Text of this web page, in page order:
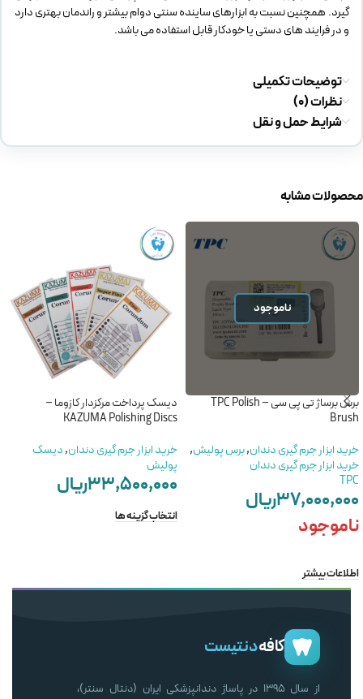
گیرد. همچنین نسبت به ابزارهای ساینده سنتی دوام بیشتر و راندمان بهتری دارد
و در فرایند های دستی یا خودکار قابل استفاده می باشد.
توضیحات تکمیلی
نظرات (0)
شرایط حمل و نقل
محصولات مشابه
ناموجود
برس برساژ تی پی سی – TPC Polish
Brush
خرید ابزار جرم گیری دندان,برس پولیش,
خرید ابزار جرم گیری دندان
TPC
۳۷,۰۰۰,۰۰۰ریال
ناموجود
اطلاعات بیشتر
دیسک پرداخت مرکزدار کازوما –
KAZUMA Polishing Discs
خرید ابزار جرم گیری دندان,دیسک
پولیش
۳۳,۵۰۰,۰۰۰ریال
انتخاب گزینه ها
کافهدنتیست
از سال ۱۳۹۵ در پاساژ دندانپزشکی ایران (دنتال سنتر)،